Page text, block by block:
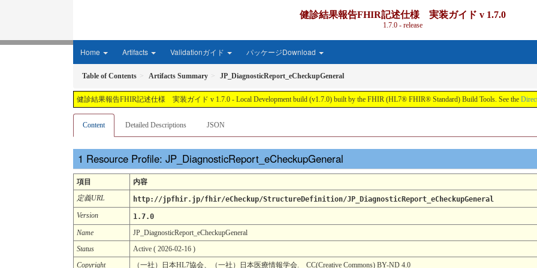
健診結果報告FHIR記述仕様 実装ガイド v 1.7.0
1.7.0 - release
Home Artifacts Validationガイド パッケージDownload
Table of Contents Artifacts Summary JP_DiagnosticReport_eCheckupGeneral
健診結果報告FHIR記述仕様 実装ガイド v 1.7.0 - Local Development build (v1.7.0) built by the FHIR (HL7® FHIR® Standard) Build Tools. See the
Content Detailed Descriptions JSON
Resource Profile: JP_DiagnosticReport_eCheckupGeneral
項目
内容
定義URL
http://jpfhir.jp/fhir/eCheckup/StructureDefinition/JP_DiagnosticReport_eCheckupGeneral
Version
1.7.0
Name
JP_DiagnosticReport_eCheckupGeneral
Status
Active ( 2026-02-16 )
Copyright
（一社）日本HL7協会、（一社）日本医療情報学会. CC(Creative Commons) BY-ND 4.0